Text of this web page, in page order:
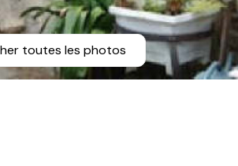
toutes les photos